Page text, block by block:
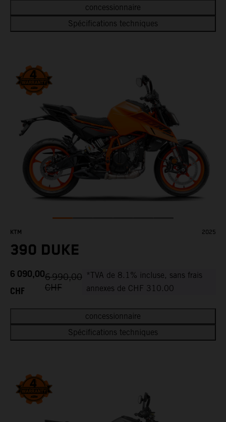
concessionnaire
Spécifications techniques
KTM 2025
390 DUKE
6 090,00
CHF
6 990,00
CHF
*TVA de 8.1% incluse, sans frais
annexes de CHF 310.00
concessionnaire
Spécifications techniques